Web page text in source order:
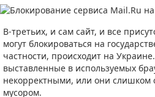
В-третьих, и сам сайт, и все
могут блокироваться на
частности, происходит на
выставленные в используемых
некорректными, или они слишком
мусором.